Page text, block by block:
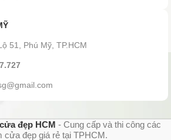
51, Phú Mỹ, TP.HCM
đẹp HCM - Cung cấp và thi công các
cửa đẹp giá rẻ tại TPHCM.